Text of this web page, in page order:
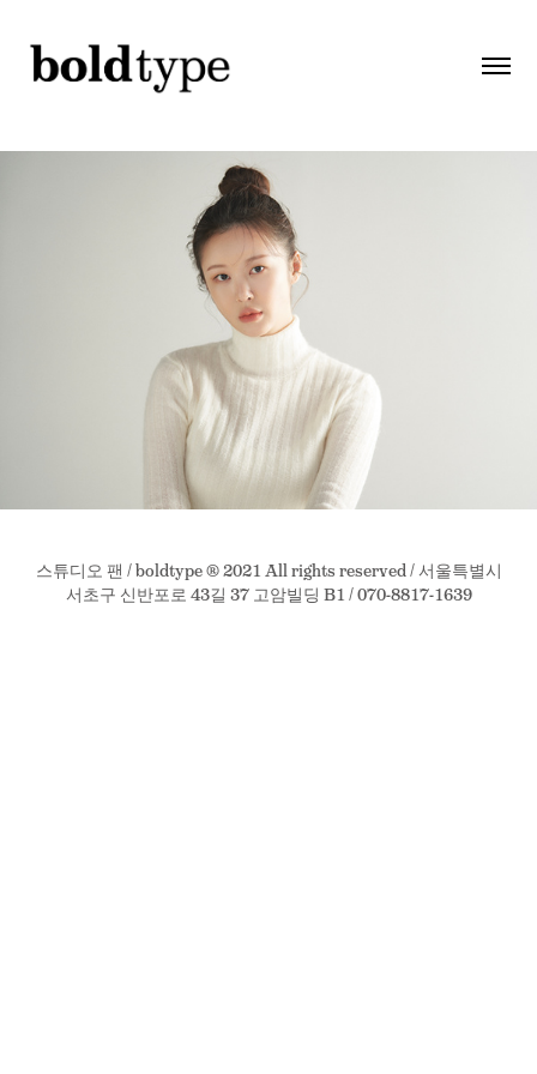
스튜디오 팬 / boldtype ® 2021 All rights reserved / 서울특별시
서초구 신반포로 43길 37 고암빌딩 B1 / 070-8817-1639